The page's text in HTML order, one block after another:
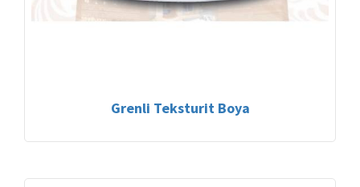
Grenli Teksturit Boya